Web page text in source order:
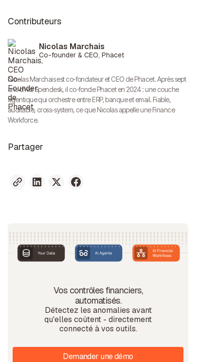
Contributeurs
Nicolas Marchais
Co-founder & CEO, Phacet
Nicolas Marchais est co-fondateur et CEO de Phacet. Après sept
ans chez Spendesk, il co-fonde Phacet en 2024 : une couche
agentique qui orchestre entre ERP, banque et email. Fiable,
auditable, cross-system, ce que Nicolas appelle une Finance
Workforce.
Partager
Vos contrôles financiers,
automatisés.
Détectez les anomalies avant
qu'elles coûtent - directement
connecté à vos outils.
Demander une démo